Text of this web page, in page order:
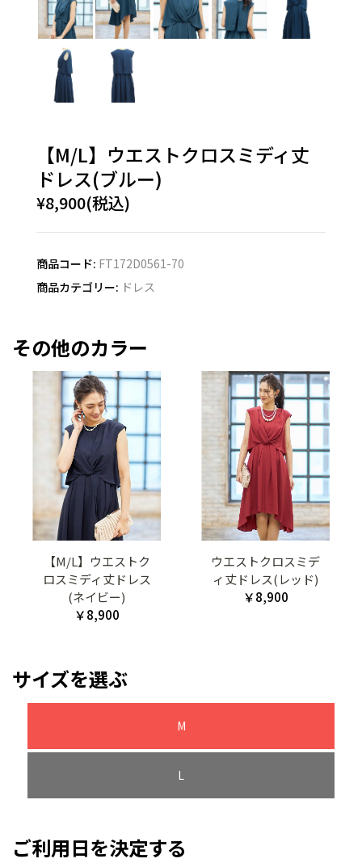
【M/L】ウエストクロスミディ丈
ドレス(ブルー)
¥8,900(税込)
商品コード: FT172D0561-70
商品カテゴリー: ドレス
その他のカラー
【M/L】ウエストク
ロスミディ丈ドレス
(ネイビー)
￥8,900
ウエストクロスミデ
ィ丈ドレス(レッド)
￥8,900
サイズを選ぶ
M
L
ご利用日を決定する